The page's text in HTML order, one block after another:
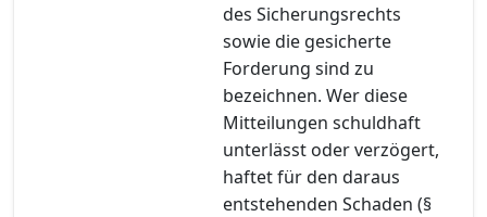
des Sicherungsrechts
sowie die gesicherte
Forderung sind zu
bezeichnen. Wer diese
Mitteilungen schuldhaft
unterlässt oder verzögert,
haftet für den daraus
entstehenden Schaden (§